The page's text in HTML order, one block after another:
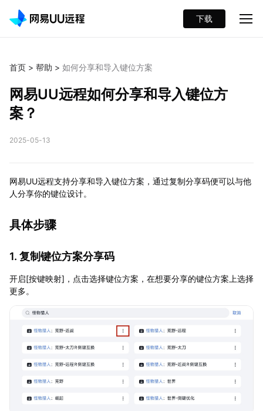
下载
首页 > 帮助 > 如何分享和导入键位方案
网易UU远程如何分享和导入键位方
案？
2025-05-13
网易UU远程支持分享和导入键位方案，通过复制分享码便可以与他
人分享你的键位设计。
具体步骤
1. 复制键位方案分享码
开启[按键映射]，点击选择键位方案，在想要分享的键位方案上选择
更多。